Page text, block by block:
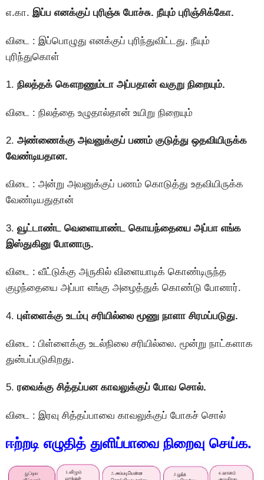
எ.கா. இப்ப எனக்குப் புரிஞ்சு போச்சு. நீயும் புரிஞ்சிக்கோ.
விடை : இப்பொழுது எனக்குப் புரிந்துவிட்டது. நீயும்
புரிந்துகொள்
1. நிலத்தக் கௌறணும்டா அப்பதான் வகுறு நிறையும்.
விடை : நிலத்தை உழுதால்தான் உயிறு நிறையும்
2. அண்ணைக்கு அவனுக்குப் பணம் குடுத்து ஒதவியிருக்க
வேண்டியதான.
விடை : அன்று அவனுக்குப் பணம் கொடுத்து உதவியிருக்க
வேண்டியதுதான்
3. வூட்டாண்ட வெளையாண்ட கொயந்தையை அப்பா எங்க
இஸ்துகினு போனாரு.
விடை : வீட்டுக்கு அருகில் விளையாடிக் கொண்டிருந்த
குழந்தையை அப்பா எங்கு அழைத்துக் கொண்டு போனார்.
4. புள்ளைக்கு உடம்பு சரியில்லை மூணு நாளா சிரமப்படுது.
விடை : பிள்ளைக்கு உடல்நிலை சரியில்லை. மூன்று நாட்களாக
துன்பப்படுகிறது.
5. ரவைக்கு சித்தப்பன காவலுக்குப் போவ சொல்.
விடை : இரவு சித்தப்பாவை காவலுக்குப் போகச் சொல்
ஈற்றடி எழுதித் துளிப்பாவை நிறைவு செய்க.